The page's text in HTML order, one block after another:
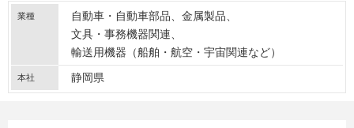
業種 自動車・自動車部品
金属製品
文具・事務機器関連
輸送用機器（船舶・航空・宇宙関連など）
本社 静岡県